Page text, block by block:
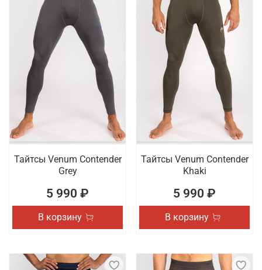
Тайтсы Venum Contender
Grey
5 990 ₽
В корзину
Тайтсы Venum Contender
Khaki
5 990 ₽
В корзину